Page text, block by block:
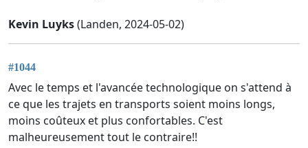
Kevin Luyks(Landen, 2024-05-02)
#1044
Avec le temps et l'avancée technologique on s'attend à
ce que les trajets en transports soient moins longs,
moins coûteux et plus confortables. C'est
malheureusement tout le contraire!!